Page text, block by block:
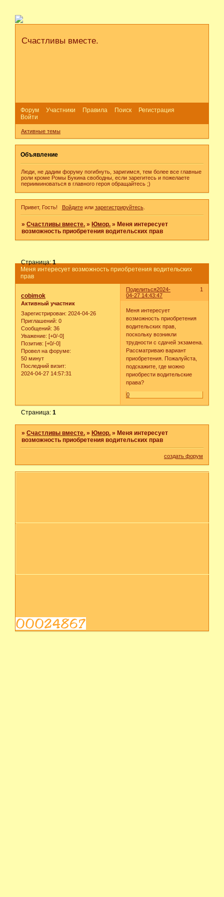
Счастливы вместе.
Форум Участники Правила Поиск
Регистрация
Войти
Активные темы
Объявление
Люди, не дадим форуму погибнуть, заригимся, тем более все главные
роли кроме Ромы Букина свободны, если зарегитесь и пожелаете
перииминоваться в главного героя обращайтесь ;)
Привет, Гость! Войдитеили зарегистрируйтесь.
»Счастливы вместе. » Юмор. » Меня интересует
возможность приобретения водительских прав
Меня интересует возможность приобретения водительских
прав
Страница:1
Поделиться 1
2024-
04-27 14:43:47
cobimok
Активный участник
Зарегистрирован: 2024-04-26
Приглашений: 0
Сообщений: 36
Уважение: [+0/-0]
Позитив: [+0/-0]
Провел на форуме:
50 минут
Последний визит:
2024-04-27 14:57:31
Меня интересует
возможность приобретения
водительских прав,
поскольку возникли
трудности с сдачей экзамена.
Рассматриваю вариант
приобретения. Пожалуйста,
подскажите, где можно
приобрести водительские
права?
0
Страница:1
»Счастливы вместе. » Юмор. » Меня интересует
возможность приобретения водительских прав
создать форум